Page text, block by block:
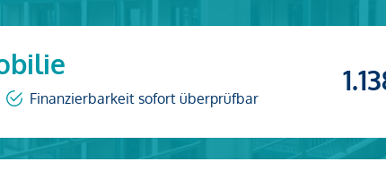
Finanzierbarkeit sofort überprüfbar